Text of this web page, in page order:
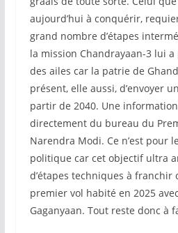
aujourd’hui à conquérir,
grand nombre d’étapes
la mission Chandrayaan-3 lui
des ailes car la patrie de
présent, elle aussi, d’envoyer
partir de 2040. Une
directement du bureau du
Narendra Modi. Ce n’est pour
politique car cet objectif ultra
d’étapes techniques à franchir
premier vol habité en 2025
Gaganyaan. Tout reste donc à